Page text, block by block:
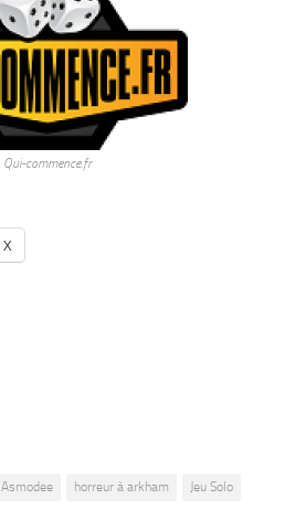
Qui-commence.fr
X
Asmodee horreur à arkham
Jeu Solo